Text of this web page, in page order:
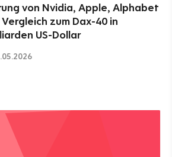
von Nvidia, Apple, Alphabet
zum Dax-40 in
US-Dollar